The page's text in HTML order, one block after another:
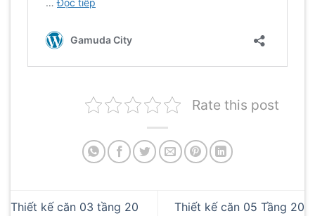
Rate this post
Thiết kế căn 03 tầng 20
Thiết kế căn 05 Tầng 20